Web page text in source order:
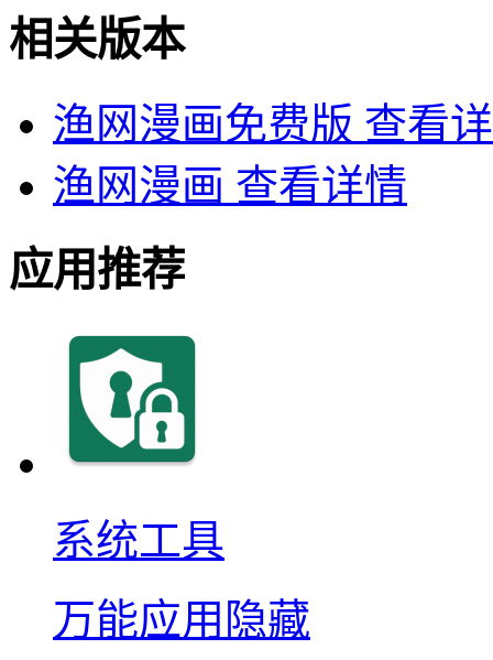
相关版本
渔网漫画免费版 查看
渔网漫画 查看详情
应用推荐
系统工具
万能应用隐藏